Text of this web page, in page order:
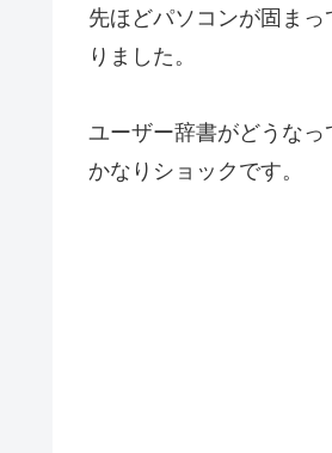
先ほどパソコンが固ま
りました。
ユーザー辞書がどうなっ
かなりショックです。